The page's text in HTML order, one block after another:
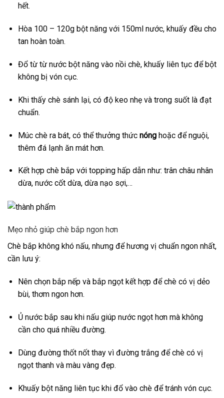
hết.
Hòa 100 – 120g bột năng với 150ml nước, khuấy đều cho
tan hoàn toàn.
Đổ từ từ nước bột năng vào nồi chè, khuấy liên tục để bột
không bị vón cục.
Khi thấy chè sánh lại, có độ keo nhẹ và trong suốt là đạt
chuẩn.
Múc chè ra bát, có thể thưởng thứcnónghoặc để nguội,
thêm đá lạnh ăn mát hơn.
Kết hợp chè bắp với topping hấp dẫn như: trân châu nhân
dừa, nước cốt dừa, dừa nạo sợi,…
Mẹo nhỏ giúp chè bắp ngon hơn
Chè bắp không khó nấu, nhưng để hương vị chuẩn ngon nhất,
cần lưu ý:
Nên chọn bắp nếp và bắp ngọt kết hợp để chè có vị dẻo
bùi, thơm ngon hơn.
Ủ nước bắp sau khi nấu giúp nước ngọt hơn mà không
cần cho quá nhiều đường.
Dùng đường thốt nốt thay vì đường trắng để chè có vị
ngọt thanh và màu vàng đẹp.
Khuấy bột năng liên tục khi đổ vào chè để tránh vón cục.